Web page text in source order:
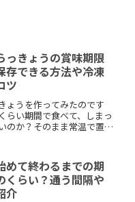
っきょうの賞味期限
存できる方法や冷凍
ツ
ょうを作ってみたのです
らい期間で食べて、しまっ
のか？そのまま常温で置い
らっきょうの賞味期限と長
方法と...
めて終わるまでの期
くらい？通う間隔や
介